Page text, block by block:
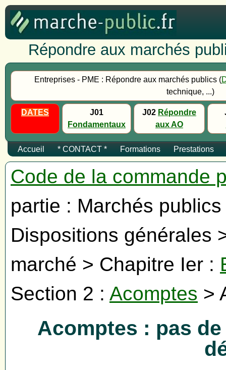
Répondre aux marchés
Entreprises - PME : Répondre aux marchés publics (
technique, ...)
DATES
J01
Fondamentaux
J02 Répondre
aux AO
Accueil * CONTACT * Formations Prestations
Code de la commande
partie : Marchés
Dispositions générales
marché > Chapitre Ier :
Section 2 : Acomptes >
Acomptes : pas